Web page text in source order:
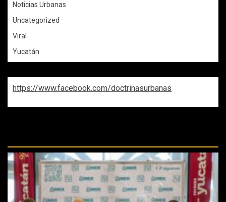
Noticias Urbanas
Uncategorized
Viral
Yucatán
https://www.facebook.com/doctrinasurbanas